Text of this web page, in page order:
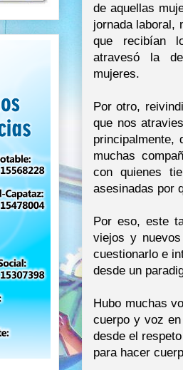
de aquellas
jornada laboral,
que recibían
atravesó la
mujeres.
Por otro,
que nos
principalmente,
muchas
con quienes
asesinadas por
Por eso, este
viejos y
cuestionarlo e
desde un
Hubo muchas
cuerpo y voz
desde el
para hacer